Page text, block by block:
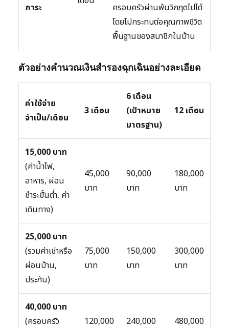
ภาระ
ครอบครัวผ่านพ้นวิกฤตไปได้
โดยไม่กระทบต่อคุณภาพชีวิต
พื้นฐานของสมาชิกในบ้าน
ตัวอย่างคำนวณเงินสำรองฉุกเฉินอย่างละเอียด
ค่าใช้จ่าย
จำเป็น/เดือน
3 เดือน
6 เดือน
(เป้าหมาย
มาตรฐาน)
12 เดือน
15,000 บาท
(ค่าน้ำไฟ,
อาหาร, ผ่อน
ชำระขั้นต่ำ, ค่า
เดินทาง)
45,000
บาท
90,000
บาท
180,000
บาท
25,000 บาท
(รวมค่าเช่าหรือ
ผ่อนบ้าน,
ประกัน)
75,000
บาท
150,000
บาท
300,000
บาท
40,000 บาท
(ครอบครัว
120,000
240,000
480,000